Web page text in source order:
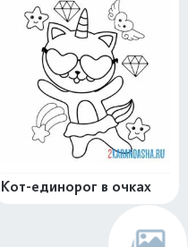
Кот-единорог в очках